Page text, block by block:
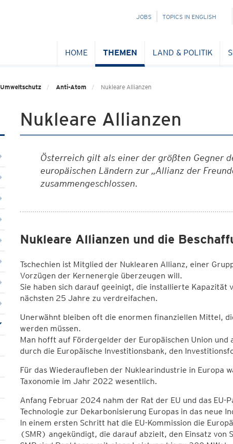
NAVIGATION
JOBS TOPICS IN ENGLISH
HOME THEMEN LAND & POLITIK
Umweltschutz Anti-Atom Nukleare Allianzen
Nukleare Allianzen
Österreich gilt als einer der größten Gegner
europäischen Ländern zur „Allianz der
zusammengeschlossen.
Nukleare Allianzen und die
Tschechien ist Mitglied der Nuklearen Allianz, einer
Vorzügen der Kernenergie überzeugen will.
Sie haben sich darauf geeinigt, die installierte
nächsten 25 Jahre zu verdreifachen.
Unerwähnt bleiben oft die enormen finanziellen Mittel,
werden müssen.
Man hofft auf Fördergelder der Europäischen Union
durch die Europäische Investitionsbank, den
Für das Wiederaufleben der Nuklearindustrie in Europa
Taxonomie im Jahr 2022 wesentlich.
Anfang Februar 2024 nahm der Rat der EU und das
Technologie zur Dekarbonisierung Europas in das neue
In einem ersten Schritt hat die EU-Kommission die
(SMR) angekündigt, die darauf abzielt, den Einsatz von